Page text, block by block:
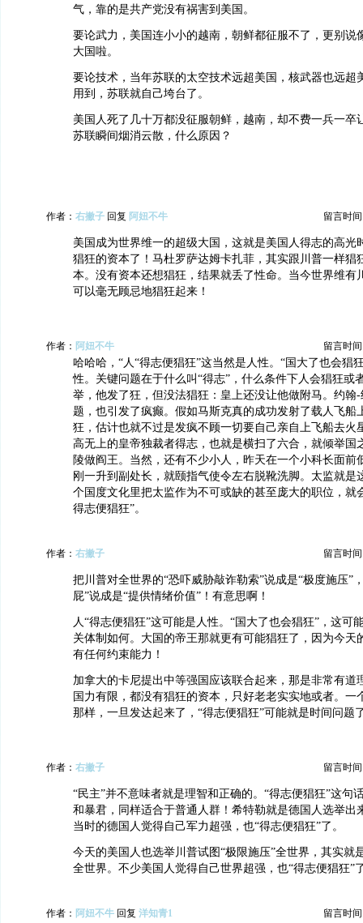
气，靠的是共产党没有祸害到美国。
要论武力，美国连小小的越南，朝鲜都征服不了，更别说
大国啦。
要论技术，当年苏联的太空技术远超美国，核武器也远超
用到，苏联就自己垮台了。
美国人死了几十万都没征服朝鲜，越南，却不费一兵一卒
苏联瞬间烟消云散，什么原因？
作者： 右撇子 回复 阿妞不牛 留言时间
美国成为世界维一的超级大国，这就是美国人得志的高光
猖狂的资本了！马杜罗萨达姆卡扎菲，其实跟川普一样猖
本。没有资本还想猖狂，结果就丢了性命。当今世界维有
可以毫无顾忌地猖狂起来！
作者： 阿妞不牛 留言时间
哈哈哈，“人“得志便猖狂”这当然是人性。“国大了也会猖
性。关键问题在于什么叫“得志”，什么条件下人会猖狂或
举，他发了狂，但没法猖狂：皇上还没让他做附马。约翰
题，也引发了疯癫。假如马斯克真的成功发射了载人飞船
狂，估计也就不过是发疯不顾一切要自己亲自上飞船去火
高无上的皇帝独裁者得志，也就是横扫了六合，就倾举国
陵做阎王。当然，还有不少小人，昨天在一个小科长面前
刚一升到副处长，就颐指气使令左右脱靴洗脚。太监就是
个国度文化里把太监作为不可或缺的甚至庞大的职位，就
得志便猖狂”。
作者： 右撇子 留言时间
把川普对全世界的“恐吓威胁敲诈勒索”说成是“极度施压”
屁”说成是“提供情绪价值”！有意思啊！
人“得志便猖狂”这可能是人性。“国大了也会猖狂”，这可
关体制如何。大国的帝王那就更有可能猖狂了，因为今天
有任何约束能力！
加拿大的卡尼提出中等强国应该联合起来，那是非常有道
国力有限，都没有猖狂的资本，只好老老实实地或者。一
那样，一旦发达起来了，“得志便猖狂”可能就是时间问题
作者： 右撇子 留言时间
“民主”并不意味者就是理智和正确的。“得志便猖狂”这句
和暴君，同样适合于普通人群！希特勒就是德国人选举出
当时的德国人觉得自己军力超强，也“得志便猖狂”了。
今天的美国人也选举川普试图“极限施压”全世界，其实就
全世界。不少美国人觉得自己世界超强，也“得志便猖狂”
作者： 阿妞不牛 回复 洋知青1 留言时间